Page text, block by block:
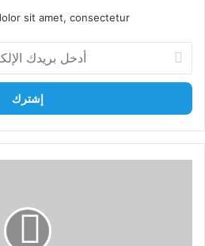
sit amet, consectetur.
بريدك
الإلكتروني